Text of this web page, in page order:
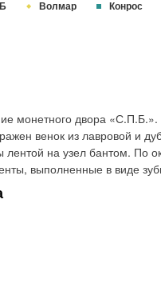
Волмар Конрос
монетного двора «С.П.Б.».
венок из лавровой и
лентой на узел бантом. По
выполненные в виде